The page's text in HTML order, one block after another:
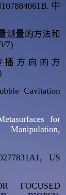
中
测量的方法和
7)
方向的方
Cavitation
for
US
FOCUSED